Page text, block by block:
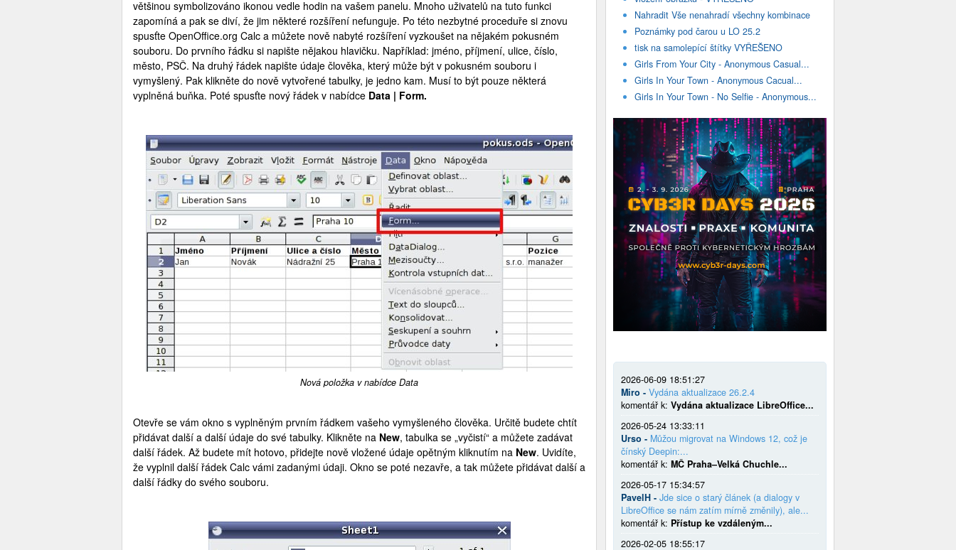
většinou symbolizováno ikonou vedle hodin na vašem panelu. Mnoho uživatelů na tuto funkci
zapomíná a pak se diví, že jim některé rozšíření nefunguje. Po této nezbytné proceduře si znovu
spusťte OpenOffice.org Calc a můžete nově nabyté rozšíření vyzkoušet na nějakém pokusném
souboru. Do prvního řádku si napište nějakou hlavičku. Například: jméno, příjmení, ulice, číslo,
město, PSČ. Na druhý řádek napište údaje člověka, který může být v pokusném souboru i
vymyšlený. Pak klikněte do nově vytvořené tabulky, je jedno kam. Musí to být pouze některá
vyplněná buňka. Poté spusťte nový řádek v nabídce Data | Form.
Nová položka v nabídce Data
Otevře se vám okno s vyplněným prvním řádkem vašeho vymyšleného člověka. Určitě budete chtít
přidávat další a další údaje do své tabulky. Klikněte na New, tabulka se „vyčistí“ a můžete zadávat
další řádek. Až budete mít hotovo, přidejte nově vložené údaje opětným kliknutím na New. Uvidíte,
že vyplnil další řádek Calc vámi zadanými údaji. Okno se poté nezavře, a tak můžete přidávat další a
další řádky do svého souboru.
Nahradit Vše nenahradí všechny kombinace
Poznámky pod čarou u LO 25.2
tisk na samolepící štítky VYŘEŠENO
Girls From Your City - Anonymous Casual...
Girls In Your Town - Anonymous Cacual...
Girls In Your Town - No Selfie - Anonymous...
2026-06-09 18:51:27
Miro - Vydána aktualizace 26.2.4
komentář k: Vydána aktualizace LibreOffice...
2026-05-24 13:33:11
Urso - Můžou migrovat na Windows 12, což je
čínský Deepin:...
komentář k: MČ Praha–Velká Chuchle...
2026-05-17 15:34:57
PavelH - Jde sice o starý článek (a dialogy v
LibreOffice se nám zatím mírně změnily), ale...
komentář k: Přístup ke vzdáleným...
2026-02-05 18:55:17